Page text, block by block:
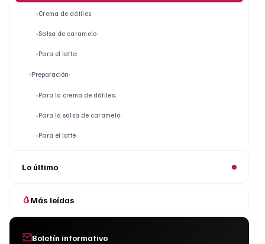
Crema de dátiles:
Salsa de caramelo:
Para el latte:
Preparación:
Para la crema de dátiles:
Para la salsa de caramelo:
Para el latte:
Lo último
Más leídas
Boletín informativo